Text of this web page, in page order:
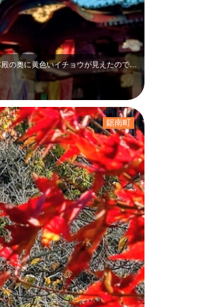
11月下旬の鹿野山神野寺です。緑の屋根の本殿の奥に黄色いイチョウが見えたので、…
鋸南町